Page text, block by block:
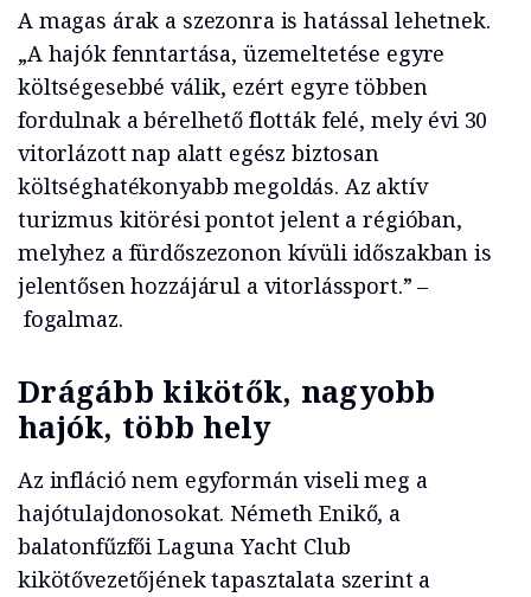
A magas árak a szezonra is hatással lehetnek.
„A hajók fenntartása, üzemeltetése egyre
költségesebbé válik, ezért egyre többen
fordulnak a bérelhető flották felé, mely évi 30
vitorlázott nap alatt egész biztosan
költséghatékonyabb megoldás. Az aktív
turizmus kitörési pontot jelent a régióban,
melyhez a fürdőszezonon kívüli időszakban is
jelentősen hozzájárul a vitorlássport.” –
fogalmaz.
Drágább kikötők, nagyobb
hajók, több hely
Az infláció nem egyformán viseli meg a
hajótulajdonosokat. Németh Enikő, a
balatonfűzfői Laguna Yacht Club
kikötővezetőjének tapasztalata szerint a